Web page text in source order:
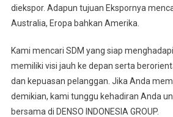
diekspor. Adapun tujuan Ekspornya
Australia, Eropa bahkan Amerika.
Kami mencari SDM yang siap
memiliki visi jauh ke depan serta
dan kepuasan pelanggan. Jika Anda
demikian, kami tunggu kehadiran Anda
bersama di DENSO INDONESIA GROUP.